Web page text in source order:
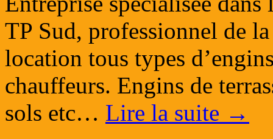
TP Sud, professionnel de
location tous types
chauffeurs. Engins de
sols etc… Lire la suite →